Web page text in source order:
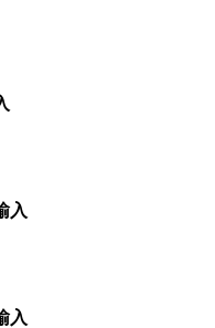
入
入